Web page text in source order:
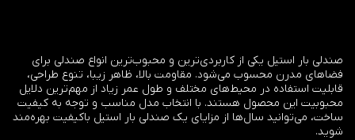
صندلی بار استیل یکی از کاربردی‌ترین و محبوب‌ترین انواع صندلی برای
فضاهای مدرن محسوب می‌شود. مقاومت بالا، ظاهر زیبا، تنوع طراحی،
قابلیت استفاده در محیط‌های مختلف و طول عمر زیاد از مهم‌ترین دلایل
محبوبیت این محصول هستند. با انتخاب مدل مناسب و توجه به کیفیت
ساخت، می‌توانید سال‌ها از مزایای یک صندلی بار استیل باکیفیت بهره‌مند
شوید.